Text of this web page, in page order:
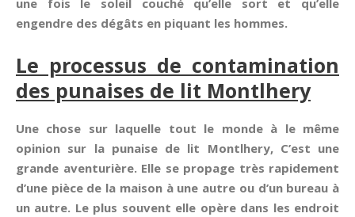
une fois le soleil couché qu’elle sort et qu’elle
engendre des dégâts en piquant les hommes.
Le processus de contamination
des punaises de lit Montlhery
Une chose sur laquelle tout le monde à le même
opinion sur la punaise de lit Montlhery, C’est une
grande aventurière. Elle se propage très rapidement
d’une pièce de la maison à une autre ou d’un bureau à
un autre. Le plus souvent elle opère dans les endroit